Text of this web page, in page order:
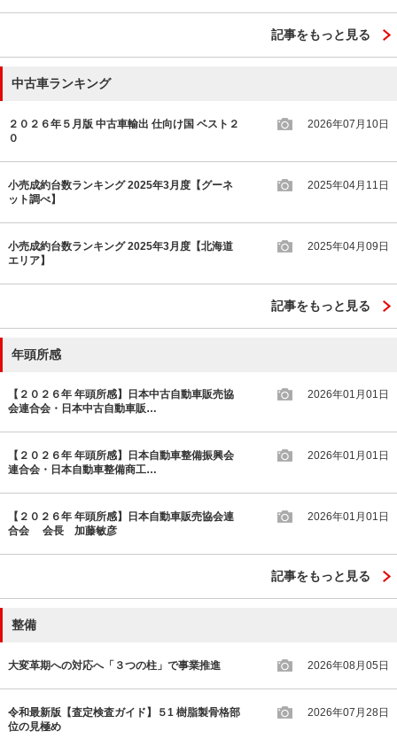
記事をもっと見る
中古車ランキング
２０２６年５月版 中古車輸出 仕向け国 ベスト２
０
2026年07月10日
小売成約台数ランキング 2025年3月度【グーネ
ット調べ】
2025年04月11日
小売成約台数ランキング 2025年3月度【北海道
エリア】
2025年04月09日
記事をもっと見る
年頭所感
【２０２６年 年頭所感】日本中古自動車販売協
会連合会・日本中古自動車販…
2026年01月01日
【２０２６年 年頭所感】日本自動車整備振興会
連合会・日本自動車整備商工…
2026年01月01日
【２０２６年 年頭所感】日本自動車販売協会連
合会 会長 加藤敏彦
2026年01月01日
記事をもっと見る
整備
大変革期への対応へ「３つの柱」で事業推進 2026年08月05日
令和最新版【査定検査ガイド】５1 樹脂製骨格部
位の見極め
2026年07月28日